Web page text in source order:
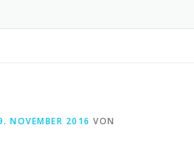
NOVEMBER 2016 VON